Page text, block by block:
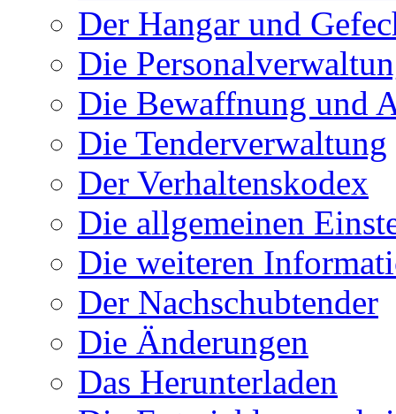
Der Hangar und
Die
Die Bewaffnung und
Die Tenderverwaltung
Der Verhaltenskodex
Die allgemeinen
Die weiteren
Der Nachschubtender
Die Änderungen
Das Herunterladen